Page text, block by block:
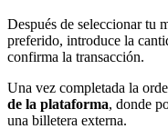
Después de seleccionar tu
preferido, introduce la
confirma la transacción.
Una vez completada la
de la plataforma, donde
una billetera externa.